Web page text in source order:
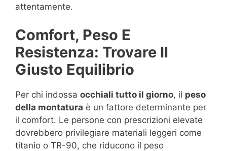
attentamente.
Comfort, Peso E
Resistenza: Trovare Il
Giusto Equilibrio
Per chi indossa occhiali tutto il giorno, il peso
della montatura è un fattore determinante per
il comfort. Le persone con prescrizioni elevate
dovrebbero privilegiare materiali leggeri come
titanio o TR-90, che riducono il peso